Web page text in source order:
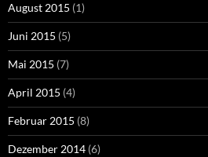
August 2015 (1)
Juni 2015 (5)
Mai 2015 (7)
April 2015 (4)
Februar 2015 (8)
Dezember 2014 (6)